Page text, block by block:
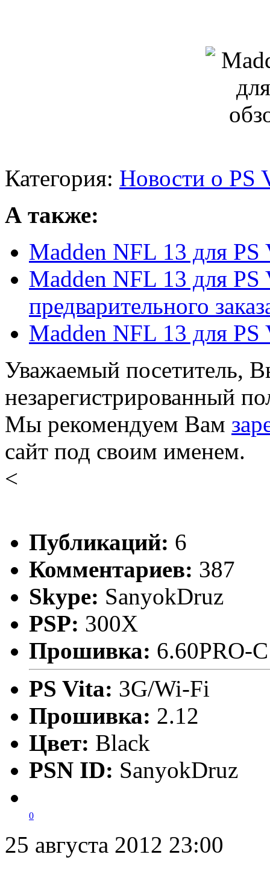
Категория: Новости о PS
А также:
Madden NFL 13 для
Madden NFL 13 для PS
предварительного
Madden NFL 13 для PS
Уважаемый посетитель,
незарегистрированный
Мы рекомендуем Вам
сайт под своим именем.
<
Публикаций: 6
Комментариев: 387
Skype: SanyokDruz
PSP: 300X
Прошивка: 6.60PRO-C
PS Vita: 3G/Wi-Fi
Прошивка: 2.12
Цвет: Black
PSN ID: SanyokDruz
0
25 августа 2012 23:00